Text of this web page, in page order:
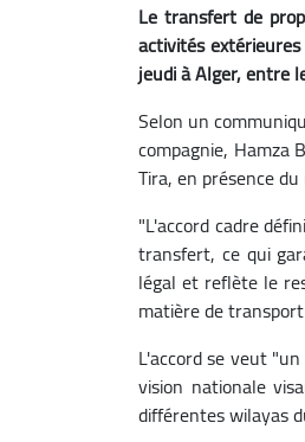
Le transfert de
activités
jeudi à Alger, entre
Selon un
compagnie, Hamza
Tira, en présence
"L'accord cadre
transfert, ce qui
légal et reflète le
matière de
L'accord se veut
vision nationale
différentes wilayas